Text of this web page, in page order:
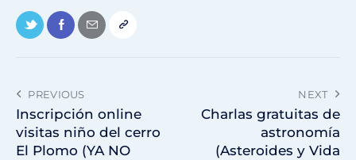
PREVIOUS
Inscripción online
visitas niño del cerro
El Plomo (YA NO
NEXT
Charlas gratuitas de
astronomía
(Asteroides y Vida